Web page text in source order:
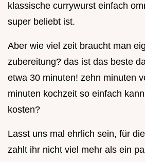
klassische currywurst einfach
super beliebt ist.
Aber wie viel zeit braucht man
zubereitung? das ist das beste
etwa 30 minuten! zehn minuten
minuten kochzeit so einfach
kosten?
Lasst uns mal ehrlich sein, für
zahlt ihr nicht viel mehr als ein